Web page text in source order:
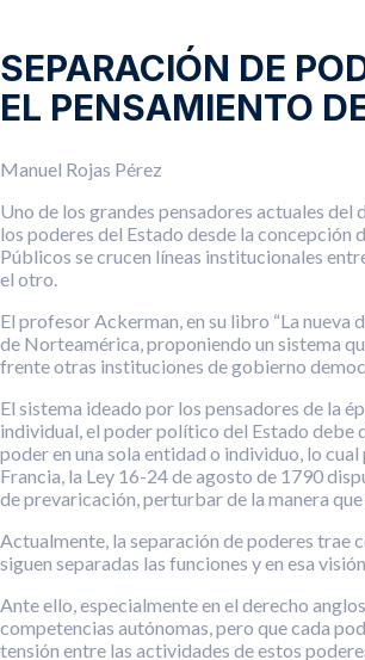
SEPARACIÓN DE
EL PENSAMIENTO
Manuel Rojas Pérez
Uno de los grandes pensadores actuales
los poderes del Estado desde la concepción
Públicos se crucen líneas institucionales
el otro.
El profesor Ackerman, en su libro “La
de Norteamérica, proponiendo un sistema
frente otras instituciones de gobierno
El sistema ideado por los pensadores de la
individual, el poder político del Estado debe
poder en una sola entidad o individuo, lo
Francia, la Ley 16-24 de agosto de 1790
de prevaricación, perturbar de la manera
Actualmente, la separación de poderes trae
siguen separadas las funciones y en esa
Ante ello, especialmente en el derecho
competencias autónomas, pero que cada
tensión entre las actividades de estos